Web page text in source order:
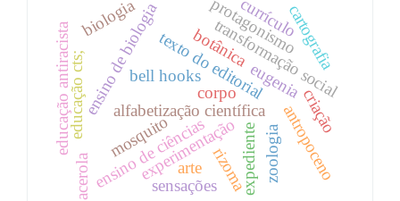
texto do editorialeugenia
ensino de biologia
alfabetização científica
transformação social
antropoceno
expediente
educação cts;
ensino de ciências
educação antiracista bell hooks
experimentação
protagonismo
biologia
mosquito
cartografia
botânica
currículo
acerola zoologia
rizoma
arte
corpo
sensações
criação